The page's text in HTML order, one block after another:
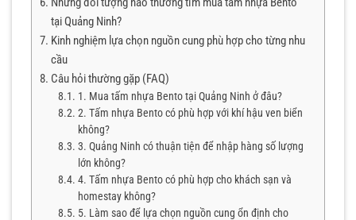
tại Quảng Ninh?
Kinh nghiệm lựa chọn nguồn cung phù hợp cho từng nhu
cầu
Câu hỏi thường gặp (FAQ)
1. Mua tấm nhựa Bento tại Quảng Ninh ở đâu?
2. Tấm nhựa Bento có phù hợp với khí hậu ven biển
không?
3. Quảng Ninh có thuận tiện để nhập hàng số lượng
lớn không?
4. Tấm nhựa Bento có phù hợp cho khách sạn và
homestay không?
5. Làm sao để lựa chọn nguồn cung ổn định cho